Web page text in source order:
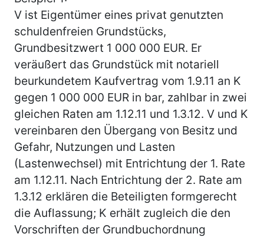
V ist Eigentümer eines privat genutzten
schuldenfreien Grundstücks,
Grundbesitzwert 1 000 000 EUR. Er
veräußert das Grundstück mit notariell
beurkundetem Kaufvertrag vom 1.9.11 an K
gegen 1 000 000 EUR in bar, zahlbar in zwei
gleichen Raten am 1.12.11 und 1.3.12. V und K
vereinbaren den Übergang von Besitz und
Gefahr, Nutzungen und Lasten
(Lastenwechsel) mit Entrichtung der 1. Rate
am 1.12.11. Nach Entrichtung der 2. Rate am
1.3.12 erklären die Beteiligten formgerecht
die Auflassung; K erhält zugleich die den
Vorschriften der Grundbuchordnung